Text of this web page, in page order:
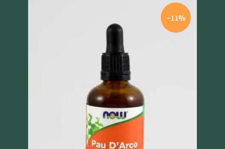
-11%
Szybki podgląd